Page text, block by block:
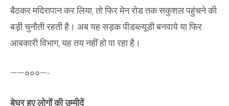
बैठकर मदिरापान कर लिया, तो फिर मेन रोड तक सकुशल पहुंचने की
बड़ी चुनौती रहती है। अब यह सड़क पीडब्ल्यूडी बनवाये या फिर
आबकारी विभाग, यह तय नहीं हो पा रहा है।
——०००—-
बेघर हुए लोगों की उम्मीदें